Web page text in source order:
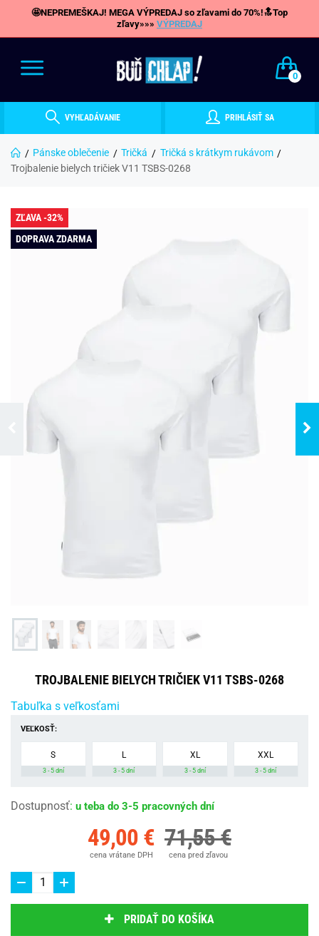
🤩NEPREMEŠKAJ! MEGA VÝPREDAJ so zľavami do 70%!🔝Top
zľavy»»» VÝPREDAJ
0
VYHĽADÁVANIE PRIHLÁSIŤ SA
Pánske oblečenie Tričká
Tričká s krátkym rukávom
Trojbalenie bielych tričiek V11 TSBS-0268
ZĽAVA -32%
DOPRAVA ZDARMA
TROJBALENIE BIELYCH TRIČIEK V11 TSBS-0268
Tabuľka s veľkosťami
VEĽKOSŤ:
S
3 - 5 dní
L
3 - 5 dní
XL
3 - 5 dní
XXL
3 - 5 dní
Dostupnosť: u teba do 3-5 pracovných dní
49,00 €
cena vrátane DPH
71,55 €
cena pred zľavou
PRIDAŤ DO KOŠÍKA